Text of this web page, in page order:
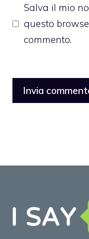
Salva il mio
questo
commento.